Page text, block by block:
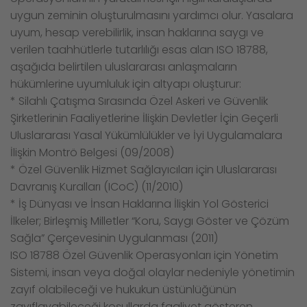
uygun zeminin oluşturulmasını yardımcı olur. Yasalara
uyum, hesap verebilirlik, insan haklarına saygı ve
verilen taahhütlerle tutarlılığı esas alan ISO 18788,
aşağıda belirtilen uluslararası anlaşmaların
hükümlerine uyumluluk için altyapı oluşturur:
* Silahlı Çatışma Sırasında Özel Askeri ve Güvenlik
Şirketlerinin Faaliyetlerine İlişkin Devletler İçin Geçerli
Uluslararası Yasal Yükümlülükler ve İyi Uygulamalara
İlişkin Montrö Belgesi (09/2008)
* Özel Güvenlik Hizmet Sağlayıcıları için Uluslararası
Davranış Kuralları (ICoC) (11/2010)
* İş Dünyası ve İnsan Haklarına İlişkin Yol Gösterici
İlkeler; Birleşmiş Milletler “Koru, Saygı Göster ve Çözüm
Sağla” Çerçevesinin Uygulanması (2011)
ISO 18788 Özel Güvenlik Operasyonları için Yönetim
Sistemi, insan veya doğal olaylar nedeniyle yönetimin
zayıf olabileceği ve hukukun üstünlüğünün